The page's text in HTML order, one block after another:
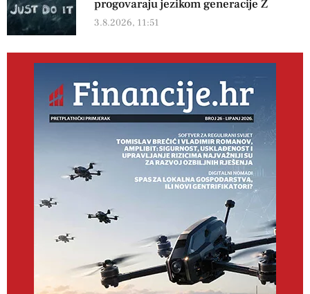
progovaraju jezikom generacije Z
3.8.2026, 11:51